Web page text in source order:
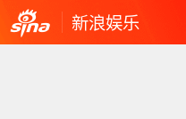
新浪娱乐